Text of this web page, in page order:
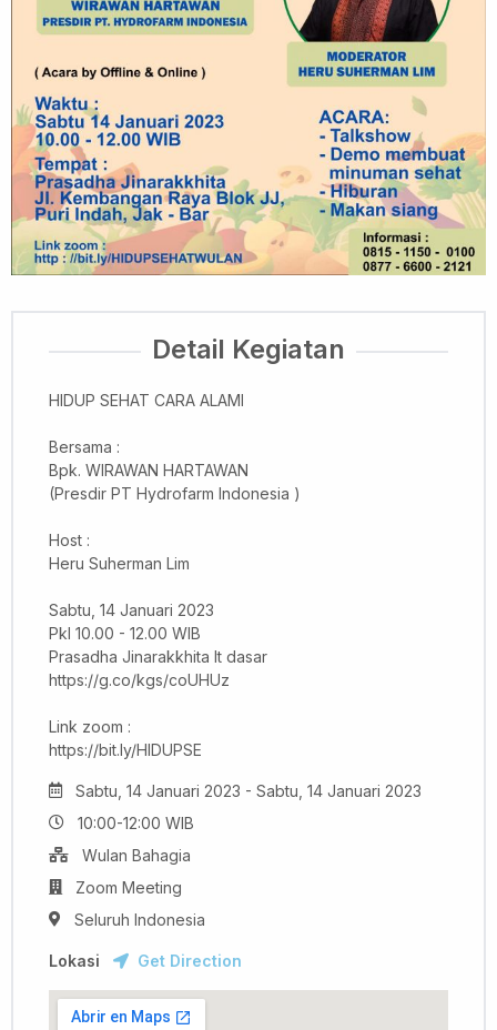
Detail Kegiatan
HIDUP SEHAT CARA ALAMI
Bersama :
Bpk. WIRAWAN HARTAWAN
(Presdir PT Hydrofarm Indonesia )
Host :
Heru Suherman Lim
Sabtu, 14 Januari 2023
Pkl 10.00 - 12.00 WIB
Prasadha Jinarakkhita lt dasar
https://g.co/kgs/coUHUz
Link zoom :
https://bit.ly/HIDUPSE
Sabtu, 14 Januari 2023 - Sabtu, 14 Januari 2023
10:00-12:00 WIB
Wulan Bahagia
Zoom Meeting
Seluruh Indonesia
Lokasi Get Direction